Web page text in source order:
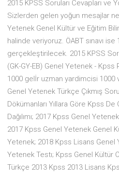
2015 KPSS Soruları Cevapları ve
Sizlerden gelen yoğun mesajlar
Yetenek Genel Kültür ve Eğitim
halinde veriyoruz. ÖABT sınavı
gerçekleştirilecek. 2015 KPSS
(GK-GY-EB) Genel Yetenek - Kpss
1000 gelİr uzman yardimcisi 1000
Genel Yetenek Türkçe Çıkmış
Dökümanları Yıllara Göre Kpss De
Dağılımı; 2017 Kpss Genel
2017 Kpss Genel Yetenek Genel
Yetenek; 2018 Kpss Lisans Genel
Yetenek Testı; Kpss Genel Kültür
Türkçe 2013 Kpss 2013 Lisans